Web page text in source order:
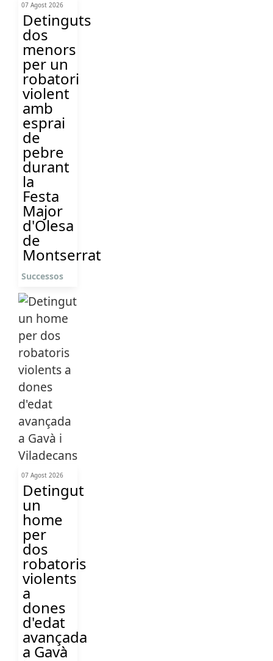
07 Agost 2026
Detinguts
dos
menors
per un
robatori
violent
amb
esprai
de
pebre
durant
la
Festa
Major
d'Olesa
de
Montserrat
Successos
07 Agost 2026
Detingut
un
home
per
dos
robatoris
violents
a
dones
d'edat
avançada
a Gavà